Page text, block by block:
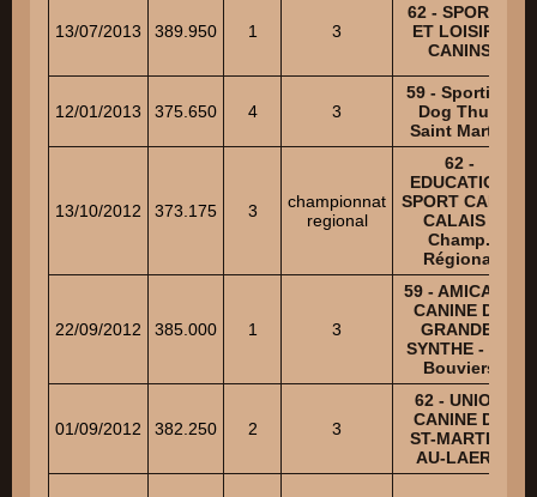
13/07/2013 389.950 1 3
62 - SPORTS
ET LOISIRS
CANINS
12/01/2013 375.650 4 3
59 - Sporting
Dog Thun
Saint Martin
13/10/2012 373.175 3
championnat
regional
62 -
EDUCATION
SPORT CANIN
CALAIS -
Champ.
Régional
22/09/2012 385.000 1 3
59 - AMICALE
CANINE DE
GRANDE-
SYNTHE - NE
Bouviers
01/09/2012 382.250 2 3
62 - UNION
CANINE DE
ST-MARTIN-
AU-LAERT